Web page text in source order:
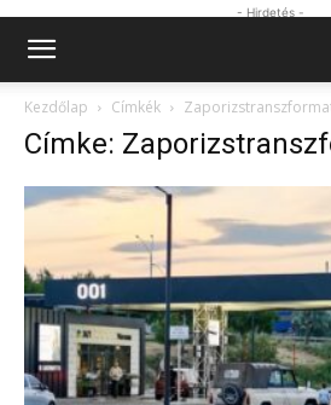
- Hirdetés -
Kezdőlap Címkék
Címke: